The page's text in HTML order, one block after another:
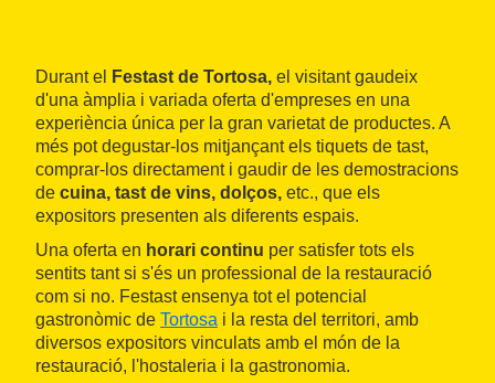
Durant el Festast de Tortosa, el visitant gaudeix
d'una àmplia i variada oferta d'empreses en una
experiència única per la gran varietat de productes. A
més pot degustar-los mitjançant els tiquets de tast,
comprar-los directament i gaudir de les demostracions
de cuina, tast de vins, dolços, etc., que els
expositors presenten als diferents espais.
Una oferta en horari continu per satisfer tots els
sentits tant si s'és un professional de la restauració
com si no. Festast ensenya tot el potencial
gastronòmic de Tortosa i la resta del territori, amb
diversos expositors vinculats amb el món de la
restauració, l'hostaleria i la gastronomia.